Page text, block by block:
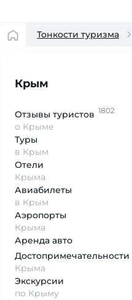
Тонкости туризма
Крым
Отзывы туристов 1802
о Крыме
Туры
в Крым
Отели
Крыма
Авиабилеты
в Крым
Аэропорты
Крыма
Аренда авто
Достопримеча­тельности
Крыма
Экскурсии
по Крыму